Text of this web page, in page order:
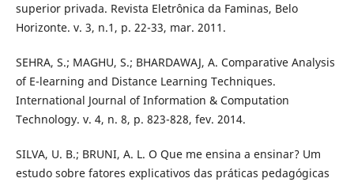
superior privada. Revista Eletrônica da Faminas, Belo
Horizonte. v. 3, n.1, p. 22-33, mar. 2011.
SEHRA, S.; MAGHU, S.; BHARDAWAJ, A. Comparative Analysis
of E-learning and Distance Learning Techniques.
International Journal of Information & Computation
Technology. v. 4, n. 8, p. 823-828, fev. 2014.
SILVA, U. B.; BRUNI, A. L. O Que me ensina a ensinar? Um
estudo sobre fatores explicativos das práticas pedagógicas